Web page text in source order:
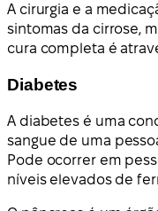
A cirurgia e a
sintomas da cirrose,
cura completa é
Diabetes
A diabetes é uma
sangue de uma
Pode ocorrer em
níveis elevados de